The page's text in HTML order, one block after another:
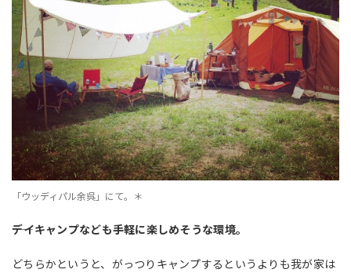
「ウッディパル余呉」にて。＊
――デイキャンプなども手軽に楽しめそうな環境。
どちらかというと、がっつりキャンプするというよりも我が家は